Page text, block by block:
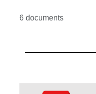
6 documents